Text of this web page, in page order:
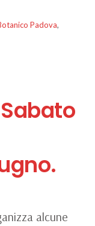
Padova,
alcune